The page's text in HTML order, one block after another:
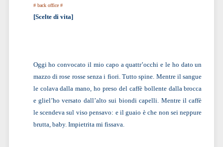
# back office #
[Scelte di vita]
Oggi ho convocato il mio capo a quattr’occhi e le ho dato un
mazzo di rose rosse senza i fiori. Tutto spine. Mentre il sangue
le colava dalla mano, ho preso del caffè bollente dalla brocca
e gliel’ho versato dall’alto sui biondi capelli. Mentre il caffè
le scendeva sul viso pensavo: e il guaio è che non sei neppure
brutta, baby. Impietrita mi fissava.